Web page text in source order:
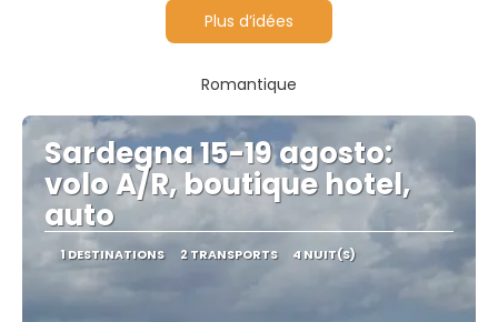
Plus d’idées
Romantique
Sardegna 15-19 agosto:
volo A/R, boutique hotel,
auto
1 DESTINATIONS 2 TRANSPORTS 4 NUIT(S)